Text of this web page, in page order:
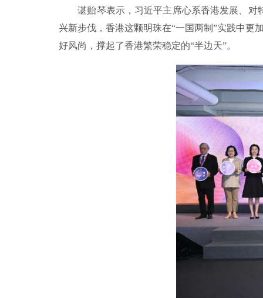
谌贻琴表示，习近平主席心系香港发展、
兴新步伐，香港这颗明珠在“一国两制”实践中更
好风尚，撑起了香港繁荣稳定的“半边天”。